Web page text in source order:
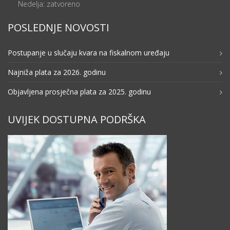
Nedelja: zatvoreno
POSLEDNJE NOVOSTI
Postupanje u slučaju kvara na fiskalnom uređaju
Najniža plata za 2026. godinu
Objavljena prosječna plata za 2025. godinu
UVIJEK DOSTUPNA PODRŠKA